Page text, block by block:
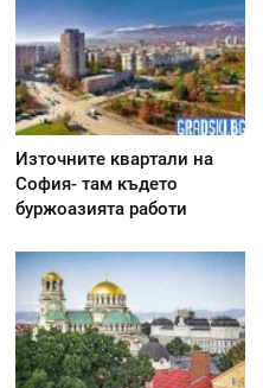
Източните квартали на
София- там където
буржоазията работи